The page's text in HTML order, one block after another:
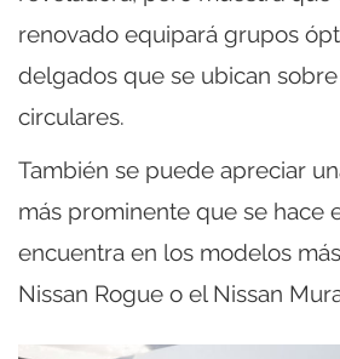
renovado equipará grupos
delgados que se ubican
circulares.
También se puede apreciar
más prominente que se hace
encuentra en los modelos
Nissan Rogue o el Nissan